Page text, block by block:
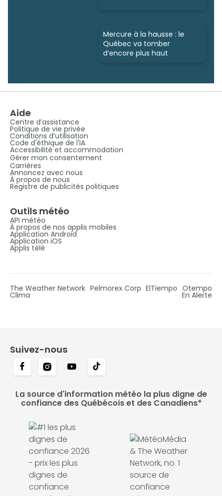
Mercure à la hausse : le
Québec va tomber
d’encore plus haut
Aide
Centre d’assistance
Politique de vie privée
Conditions d’utilisation
Code d'éthique de l'IA
Accessibilité et accommodation
Gérer mon consentement
Carrières
Annoncez avec nous
À propos de nous
Registre de publicités politiques
Outils météo
API météo
À propos de nos applis mobiles
Application Android
Application iOS
Applis télé
The Weather Network Pelmorex Corp ElTiempo Otempo
Clima En Alerte
Suivez-nous
La source d'information météo la plus digne de
confiance des Québécois et des Canadiens*